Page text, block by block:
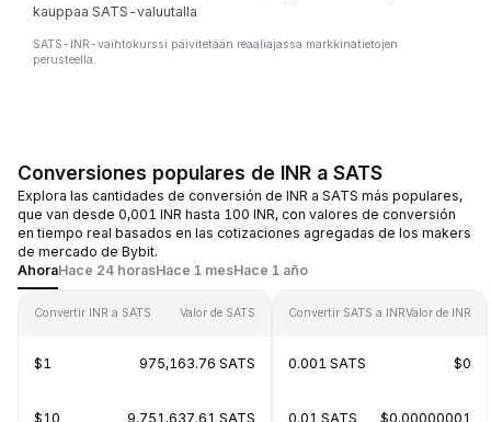
kauppaa SATS-valuutalla
SATS-INR-vaihtokurssi päivitetään reaaliajassa markkinatietojen
perusteella.
Conversiones populares de INR a SATS
Explora las cantidades de conversión de INR a SATS más populares,
que van desde 0,001 INR hasta 100 INR, con valores de conversión
en tiempo real basados en las cotizaciones agregadas de los makers
de mercado de Bybit.
AhoraHace 24 horasHace 1 mesHace 1 año
Convertir INR a SATS Valor de SATS
$1 975,163.76 SATS
$10 9,751,637.61 SATS
Convertir SATS a INRValor de INR
0.001 SATS $0
0.01 SATS $0.00000001